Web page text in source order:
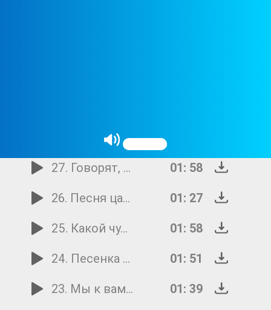
28. Песенка про зарядку
27. Говорят, мы буки-буки
01: 58
26. Песня царевны Забавы
01: 27
25. Какой чудесный день
01: 58
24. Песенка Кваки
01: 51
23. Мы к вам заехали на час
01: 39